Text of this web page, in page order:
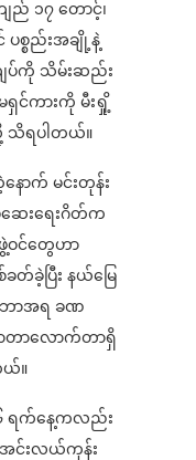
ည် ၁၇ တောင့်၊
စ္စည်းအချို့နဲ့
ျပ်ကို သိမ်းဆည်း
ရှင်ကားကို မီးရှို့
သိရပါတယ်။
ောက် မင်းတုန်း
ဆေးရေးဂိတ်က
ဝင်တွေဟာ
တ်ခဲ့ပြီး နယ်မြေ
ောအရ ခဏ
ာတာလောက်တာရှိ
။
ရက်နေ့ကလည်း
အင်းလယ်ကုန်း